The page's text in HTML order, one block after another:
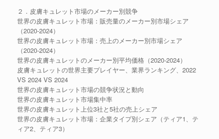
２．皮膚キュレット市場のメーカー別競争
世界の皮膚キュレット市場：販売量のメーカー別市場シェア
（2020-2024）
世界の皮膚キュレット市場：売上のメーカー別市場シェア
（2020-2024）
世界の皮膚キュレットのメーカー別平均価格（2020-2024）
皮膚キュレットの世界主要プレイヤー、業界ランキング、2022
VS 2024 VS 2024
世界の皮膚キュレット市場の競争状況と動向
世界の皮膚キュレット市場集中率
世界の皮膚キュレット上位3社と5社の売上シェア
世界の皮膚キュレット市場：企業タイプ別シェア（ティア1、テ
ィア2、ティア3）